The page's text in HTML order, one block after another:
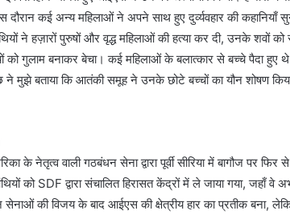
दौरान कई अन्य महिलाओं ने अपने साथ हुए दुर्व्यवहार की
ने हज़ारों पुरुषों और वृद्ध महिलाओं की हत्या कर दी, उनके शवों
को गुलाम बनाकर बेचा। कई महिलाओं के बलात्कार से बच्चे पैदा
मुझे बताया कि आतंकी समूह ने उनके छोटे बच्चों का यौन शोषण किया
के नेतृत्व वाली गठबंधन सेना द्वारा पूर्वी सीरिया में बागौज पर
को SDF द्वारा संचालित हिरासत केंद्रों में ले जाया गया, जहाँ
सेनाओं की विजय के बाद आईएस की क्षेत्रीय हार का प्रतीक बना,